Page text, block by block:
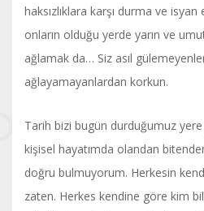
haksızlıklara karşı durma ve isyan
onların olduğu yerde yarın ve
ağlamak da… Siz asıl
ağlayamayanlardan korkun.
Tarih bizi bugün durduğumuz yere
kişisel hayatımda olandan
doğru bulmuyorum. Herkesin
zaten. Herkes kendine göre kim